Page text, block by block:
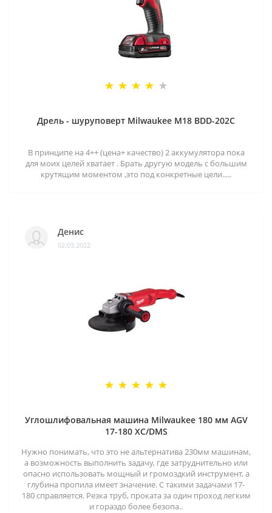
Дрель - шуруповерт Milwaukee M18 BDD-202C
В принципе на 4++ (цена+ качество) 2 аккумулятора пока
для моих целей хватает . Брать другую модель с большим
крутящим моментом ,это под конкретные цели.....
Денис
02.03.2022
Углошлифовальная машина Milwaukee 180 мм AGV
17-180 XC/DMS
Нужно понимать, что это не альтернатива 230мм машинам,
а возможность выполнить задачу, где затруднительно или
опасно использовать мощный и громоздкий инструмент, а
глубина пропила имеет значение. С такими задачами 17-
180 справляется. Резка труб, проката за один проход легким
и гораздо более безопа..